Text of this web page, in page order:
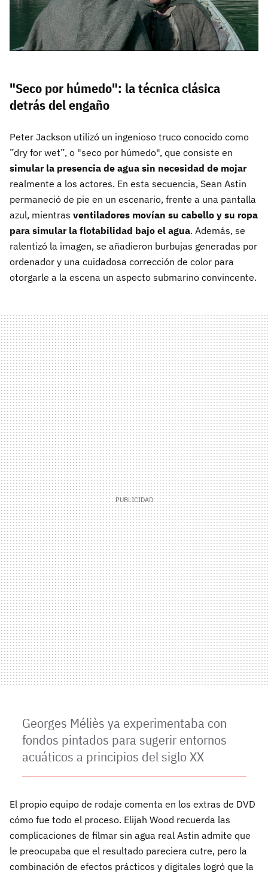
"Seco por húmedo": la técnica clásica
detrás del engaño
Peter Jackson utilizó un ingenioso truco conocido como
”dry for wet”, o "seco por húmedo", que consiste en
simular la presencia de agua sin necesidad de mojar
realmente a los actores. En esta secuencia, Sean Astin
permaneció de pie en un escenario, frente a una pantalla
azul, mientras ventiladores movían su cabello y su ropa
para simular la flotabilidad bajo el agua. Además, se
ralentizó la imagen, se añadieron burbujas generadas por
ordenador y una cuidadosa corrección de color para
otorgarle a la escena un aspecto submarino convincente.
Georges Méliès ya experimentaba con
fondos pintados para sugerir entornos
acuáticos a principios del siglo XX
El propio equipo de rodaje comenta en los extras de DVD
cómo fue todo el proceso. Elijah Wood recuerda las
complicaciones de filmar sin agua real Astin admite que
le preocupaba que el resultado pareciera cutre, pero la
combinación de efectos prácticos y digitales logró que la